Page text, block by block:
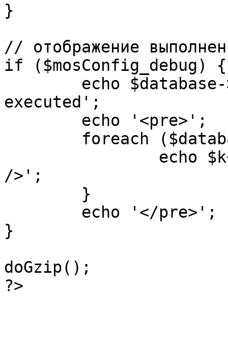
}
// отображение
if ($mosConfig_debug) {
executed';
/>';
}
doGzip();
?>